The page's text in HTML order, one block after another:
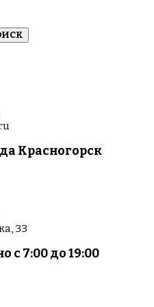
Красногорск
33
с 7:00 до 19:00